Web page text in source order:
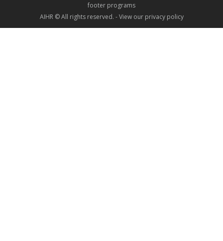
footer programs
AIHR © All rights reserved. -View our privacy policy